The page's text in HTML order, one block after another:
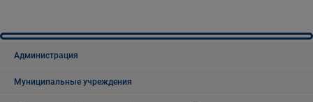
Администрация
Муниципальные учреждения